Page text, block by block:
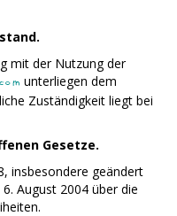
mit der Nutzung der
unterliegen dem
Zuständigkeit liegt bei
Gesetze.
insbesondere geändert
August 2004 über die